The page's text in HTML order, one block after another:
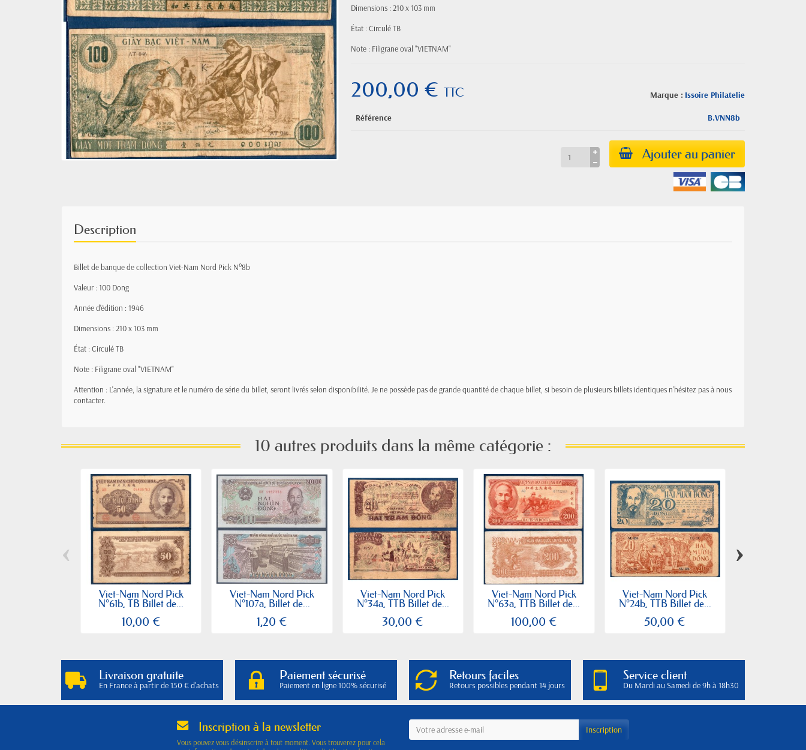
Dimensions : 210 x 103 mm
État : Circulé TB
Note : Filigrane oval "VIETNAM"
Marque : Issoire Philatelie
200,00 €TTC
Référence B.VNN8b
Ajouter au panier
Description
Billet de banque de collection Viet-Nam Nord Pick N°8b
Valeur : 100 Dong
Année d'édition : 1946
Dimensions : 210 x 103 mm
État : Circulé TB
Note : Filigrane oval "VIETNAM"
Attention : L'année, la signature et le numéro de série du billet, seront livrés selon disponibilité. Je ne possède pas de grande quantité de chaque billet, si besoin de plusieurs billets identiques n'hésitez pas à nous
contacter.
10 autres produits dans la même catégorie :
Viet-Nam Nord Pick
N°61b, TB Billet de...
10,00 €
Viet-Nam Nord Pick
N°107a, Billet de...
1,20 €
Viet-Nam Nord Pick
N°34a, TTB Billet de...
30,00 €
Viet-Nam Nord Pick
N°63a, TTB Billet de...
100,00 €
Viet-Nam Nord Pick
N°24b, TTB Billet de...
50,00 €
‹ ›
Livraison gratuite
En France à partir de 150 € d'achats
Paiement sécurisé
Paiement en ligne 100% sécurisé
Retours faciles
Retours possibles pendant 14 jours
Service client
Du Mardi au Samedi de 9h à 18h30
Inscription à la newsletter
Vous pouvez vous désinscrire à tout moment. Vous trouverez pour cela